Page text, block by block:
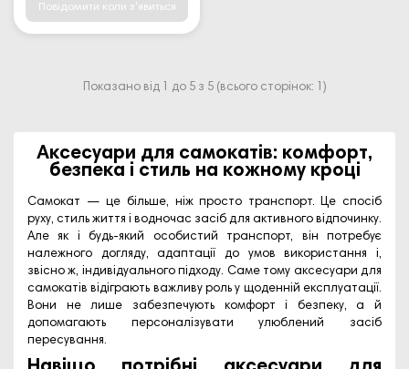
Повідомити коли з'явиться
Показано від 1 до 5 з 5 (всього сторінок: 1)
Аксесуари для самокатів: комфорт,
безпека і стиль на кожному кроці
Самокат — це більше, ніж просто транспорт. Це спосіб
руху, стиль життя і водночас засіб для активного відпочинку.
Але як і будь-який особистий транспорт, він потребує
належного догляду, адаптації до умов використання і,
звісно ж, індивідуального підходу. Саме тому аксесуари для
самокатів відіграють важливу роль у щоденній експлуатації.
Вони не лише забезпечують комфорт і безпеку, а й
допомагають персоналізувати улюблений засіб
пересування.